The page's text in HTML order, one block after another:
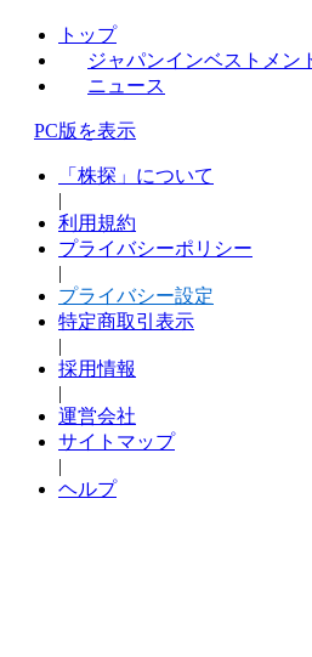
トップ
ジャパンインベストメン
ニュース
PC版を表示
「株探」について
|
利用規約
プライバシーポリシー
|
プライバシー設定
特定商取引表示
|
採用情報
|
運営会社
サイトマップ
|
ヘルプ